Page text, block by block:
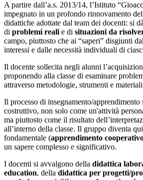
A partire dall’a.s. 2013/14, l’Istituto
impegnato in un profondo rinnovamento
didattiche adottate dal team dei docenti: si
di problemi reali e di situazioni da
campo, piuttosto che ai “saperi” disgiunti
interessi e dalle necessità individuali di
Il docente sollecita negli alunni
proponendo alla classe di esaminare
attraverso metodologie, strumenti e
Il processo di insegnamento/
costruttivo, non solo come un'attività
ma piuttosto come il risultato
all’interno della classe. Il gruppo diventa
fondamentale (apprendimento
un sapere complesso e significativo.
I docenti si avvalgono della didattica
education, della didattica per progetti/